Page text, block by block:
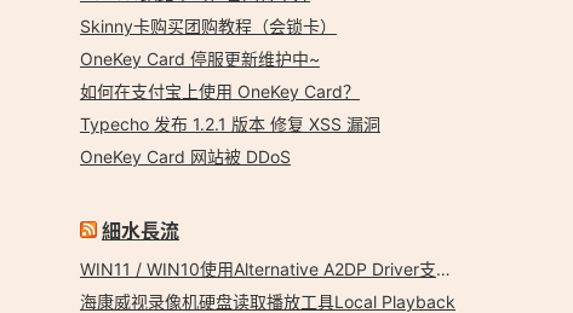
Skinny卡购买团购教程（会锁卡）
OneKey Card 停服更新维护中~
如何在支付宝上使用 OneKey Card？
Typecho 发布 1.2.1 版本 修复 XSS 漏洞
OneKey Card 网站被 DDoS
細水長流
WIN11 / WIN10使用Alternative A2DP Driver支持LDAC
海康威视录像机硬盘读取播放工具Local Playback